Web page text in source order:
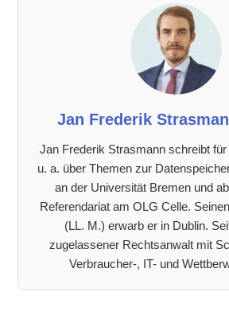
Jan Frederik
Jan Frederik Strasmann schreibt
u. a. über Themen zur
an der Universität Bremen und
Referendariat am OLG Celle.
(LL. M.) erwarb er in Dublin.
zugelassener Rechtsanwalt mit
Verbraucher-, IT- und